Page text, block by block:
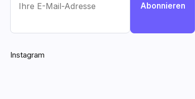
Abonnieren
Instagram